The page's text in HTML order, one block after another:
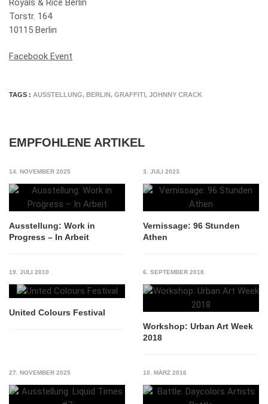
Torstr. 164
10115 Berlin
Facebook Event
TAGS : AUSSTELLUNG, BERLIN, GRAFFITI, JOHNNY CRACK
EMPFOHLENE ARTIKEL
14. NOVEMBER 2025
Ausstellung: Work in
Progress – In Arbeit
3. JULI 2023
Vernissage: 96 Stunden
Athen
19. JULI 2010
United Colours Festival
6. SEPTEMBER 2018
Workshop: Urban Art Week
2018
27. NOVEMBER 2025 10. MÄRZ 2016